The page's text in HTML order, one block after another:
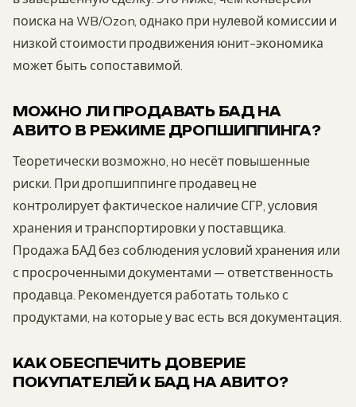
поиска на WB/Ozon, однако при нулевой комиссии и
низкой стоимости продвижения юнит-экономика
может быть сопоставимой.
МОЖНО ЛИ ПРОДАВАТЬ БАД НА
АВИТО В РЕЖИМЕ ДРОПШИППИНГА?
Теоретически возможно, но несёт повышенные
риски. При дропшиппинге продавец не
контролирует фактическое наличие СГР, условия
хранения и транспортировки у поставщика.
Продажа БАД без соблюдения условий хранения или
с просроченными документами — ответственность
продавца. Рекомендуется работать только с
продуктами, на которые у вас есть вся документация.
КАК ОБЕСПЕЧИТЬ ДОВЕРИЕ
ПОКУПАТЕЛЕЙ К БАД НА АВИТО?